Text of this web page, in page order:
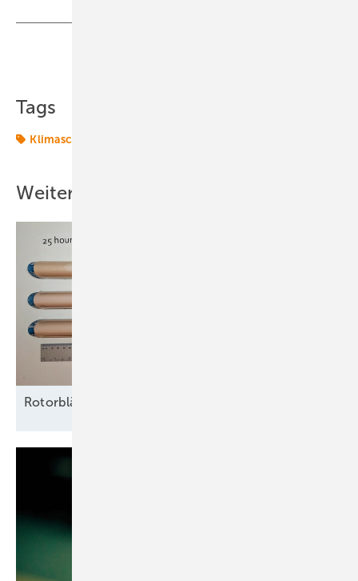
Tags
Klimaschutz
Weitere Inhalte
Rotorblätter nachhaltig vor Erosion